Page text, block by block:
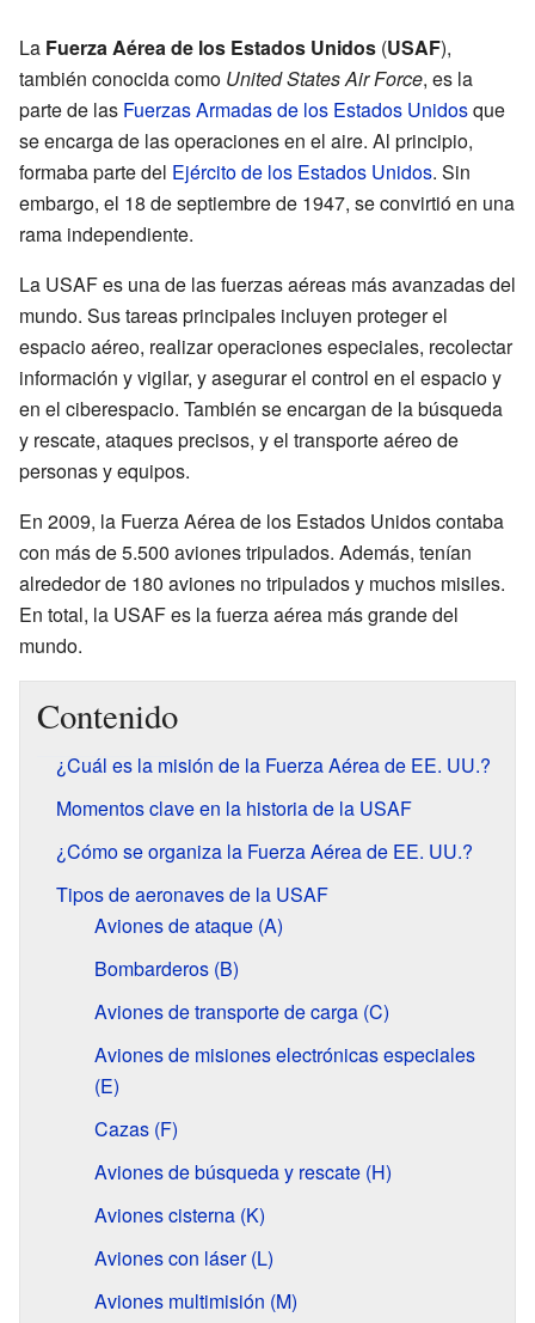
La Fuerza Aérea de los Estados Unidos (USAF),
también conocida como United States Air Force, es la
parte de las Fuerzas Armadas de los Estados Unidosque
se encarga de las operaciones en el aire. Al principio,
formaba parte del Ejército de los Estados Unidos. Sin
embargo, el 18 de septiembre de 1947, se convirtió en una
rama independiente.
La USAF es una de las fuerzas aéreas más avanzadas del
mundo. Sus tareas principales incluyen proteger el
espacio aéreo, realizar operaciones especiales, recolectar
información y vigilar, y asegurar el control en el espacio y
en el ciberespacio. También se encargan de la búsqueda
y rescate, ataques precisos, y el transporte aéreo de
personas y equipos.
En 2009, la Fuerza Aérea de los Estados Unidos contaba
con más de 5.500 aviones tripulados. Además, tenían
alrededor de 180 aviones no tripulados y muchos misiles.
En total, la USAF es la fuerza aérea más grande del
mundo.
Contenido
¿Cuál es la misión de la Fuerza Aérea de EE. UU.?
Momentos clave en la historia de la USAF
¿Cómo se organiza la Fuerza Aérea de EE. UU.?
Tipos de aeronaves de la USAF
Aviones de ataque (A)
Bombarderos (B)
Aviones de transporte de carga (C)
Aviones de misiones electrónicas especiales
(E)
Cazas (F)
Aviones de búsqueda y rescate (H)
Aviones cisterna (K)
Aviones con láser (L)
Aviones multimisión (M)